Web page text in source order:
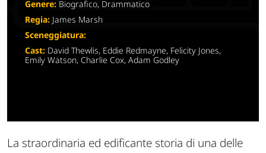
Genere: Biografico, Drammatico
Regia: James Marsh
Sceneggiatura:
Cast: David Thewlis, Eddie Redmayne, Felicity Jones,
Emily Watson, Charlie Cox, Adam Godley
La straordinaria ed edificante storia di una delle